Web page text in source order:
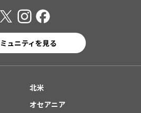
ュニティを見る
北米
オセアニア